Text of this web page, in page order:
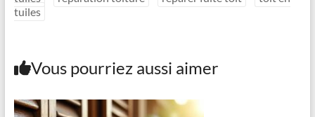
tuiles
Vous pourriez aussi aimer